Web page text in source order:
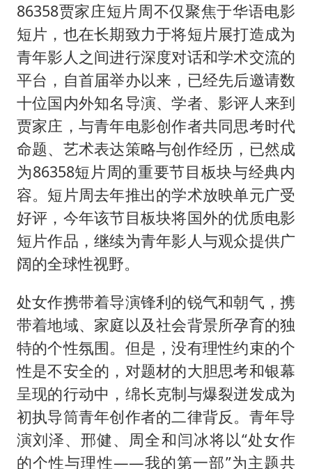
86358贾家庄短片周不仅聚焦于华语电影
短片，也在长期致力于将短片展打造成为
青年影人之间进行深度对话和学术交流的
平台，自首届举办以来，已经先后邀请数
十位国内外知名导演、学者、影评人来到
贾家庄，与青年电影创作者共同思考时代
命题、艺术表达策略与创作经历，已然成
为86358短片周的重要节目板块与经典内
容。短片周去年推出的学术放映单元广受
好评，今年该节目板块将国外的优质电影
短片作品，继续为青年影人与观众提供广
阔的全球性视野。
处女作携带着导演锋利的锐气和朝气，携
带着地域、家庭以及社会背景所孕育的独
特的个性氛围。但是，没有理性约束的个
性是不安全的，对题材的大胆思考和银幕
呈现的行动中，绵长克制与爆裂迸发成为
初执导筒青年创作者的二律背反。青年导
演刘泽、邢健、周全和闫冰将以“处女作
的个性与理性——我的第一部”为主题共